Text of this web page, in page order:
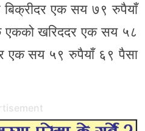
एक सय ७९ रुपैयाँ
एकको खरिददर एक सय ५८
एक सय ५९ रुपैयाँ ६९ पैसा